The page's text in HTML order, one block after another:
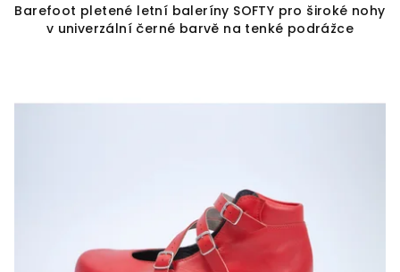
Barefoot pletené letní baleríny SOFTY pro široké nohy
v univerzální černé barvě na tenké podrážce